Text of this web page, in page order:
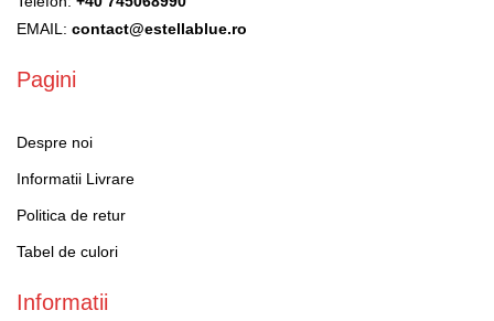
EMAIL: contact@estellablue.ro
Pagini
Despre noi
Informatii Livrare
Politica de retur
Tabel de culori
Informatii